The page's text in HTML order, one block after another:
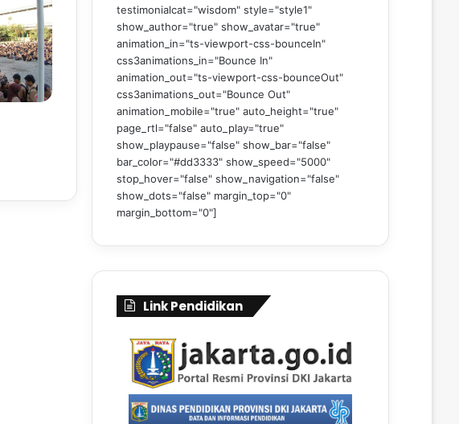
testimonialcat="wisdom" style="style1"
show_author="true" show_avatar="true"
animation_in="ts-viewport-css-bounceIn"
css3animations_in="Bounce In"
animation_out="ts-viewport-css-bounceOut"
css3animations_out="Bounce Out"
animation_mobile="true" auto_height="true"
page_rtl="false" auto_play="true"
show_playpause="false" show_bar="false"
bar_color="#dd3333" show_speed="5000"
stop_hover="false" show_navigation="false"
show_dots="false" margin_top="0"
margin_bottom="0"]
Link Pendidikan